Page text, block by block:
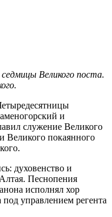
Великого поста.
и
служение Великого
Великого покаянного
духовенство и
Песнопения
исполнял хор
под управлением регента